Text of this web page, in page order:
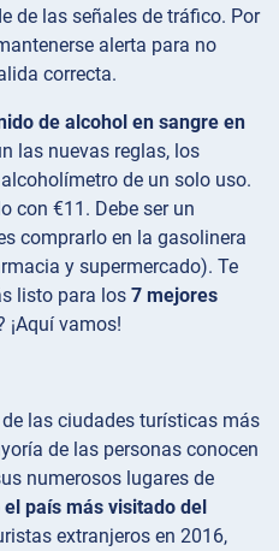
de las señales de tráfico. Por
alerta para no
correcta.
de alcohol en sangre en
las nuevas reglas, los
de un solo uso.
con €11. Debe ser un
comprarlo en la gasolinera
y supermercado). Te
listo para los 7 mejores
¡Aquí vamos!
las ciudades turísticas más
de las personas conocen
numerosos lugares de
el país más visitado del
extranjeros en 2016,